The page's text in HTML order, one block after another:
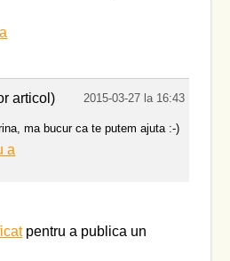
articol) 2015-03-27 la 16:43
ma bucur ca te putem ajuta :-)
a
pentru a publica un